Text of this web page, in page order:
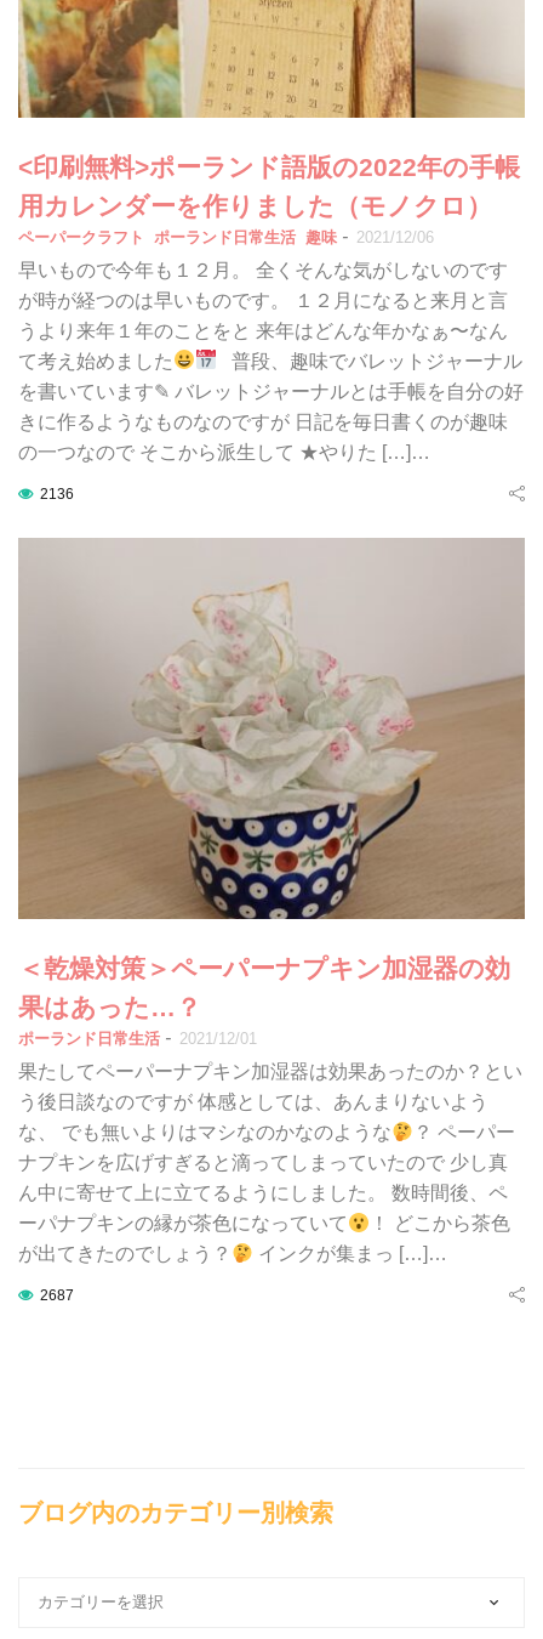
<印刷無料>ポーランド語版の2022年の手帳
用カレンダーを作りました（モノクロ）
ペーパークラフト ポーランド日常生活 趣味 - 2021/12/06
早いもので今年も１２月。 全くそんな気がしないのです
が時が経つのは早いものです。 １２月になると来月と言
うより来年１年のことをと 来年はどんな年かなぁ〜なん
て考え始めました
普段、趣味でバレットジャーナル
を書いています✎ バレットジャーナルとは手帳を自分の好
きに作るようなものなのですが 日記を毎日書くのが趣味
の一つなので そこから派生して ★やりた […]…
2136
＜乾燥対策＞ペーパーナプキン加湿器の効
果はあった…？
ポーランド日常生活 - 2021/12/01
果たしてペーパーナプキン加湿器は効果あったのか？とい
う後日談なのですが 体感としては、あんまりないよう
な、 でも無いよりはマシなのかなのような
？ ペーパー
ナプキンを広げすぎると滴ってしまっていたので 少し真
ん中に寄せて上に立てるようにしました。 数時間後、ペ
ーパナプキンの縁が茶色になっていて
！ どこから茶色
が出てきたのでしょう？
インクが集まっ […]…
2687
ブログ内のカテゴリー別検索